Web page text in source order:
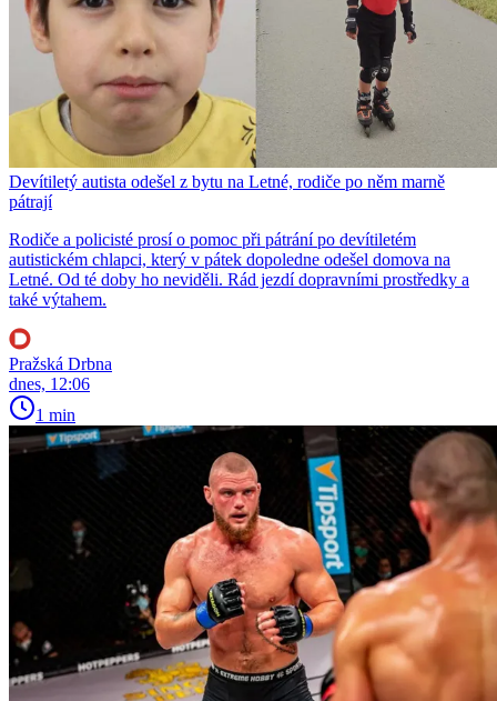
Devítiletý autista odešel z bytu na Letné, rodiče po něm marně
pátrají
Rodiče a policisté prosí o pomoc při pátrání po devítiletém
autistickém chlapci, který v pátek dopoledne odešel domova na
Letné. Od té doby ho neviděli. Rád jezdí dopravními prostředky a
také výtahem.
Pražská Drbna
dnes, 12:06
1 min